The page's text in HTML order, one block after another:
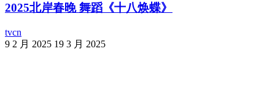
2025北岸春晚 舞蹈《十八焕蝶》
tvcn
9 2 月 2025 19 3 月 2025